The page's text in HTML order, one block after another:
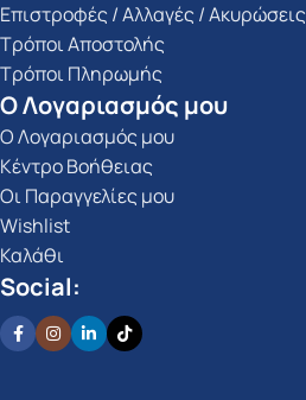
Επιστροφές / Αλλαγές / Ακυρώσεις
Τρόποι Αποστολής
Τρόποι Πληρωμής
Ο Λογαριασμός μου
Ο Λογαριασμός μου
Κέντρο Βοήθειας
Οι Παραγγελίες μου
Wishlist
Καλάθι
Social: